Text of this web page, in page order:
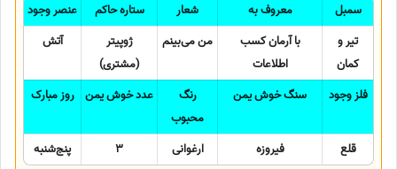
سمبل معروف به شعار ستاره حاکم
عنصر وجود
تیر و
کمان
با آرمان کسب
اطلاعات
من می‌بینم
ژوپیتر
(مشتری)
آتش
فلز وجود سنگ خوش یمن
رنگ
محبوب
عدد خوش یمن روز مبارک
قلع فیروزه ارغوانی 3 پنج‌شنبه